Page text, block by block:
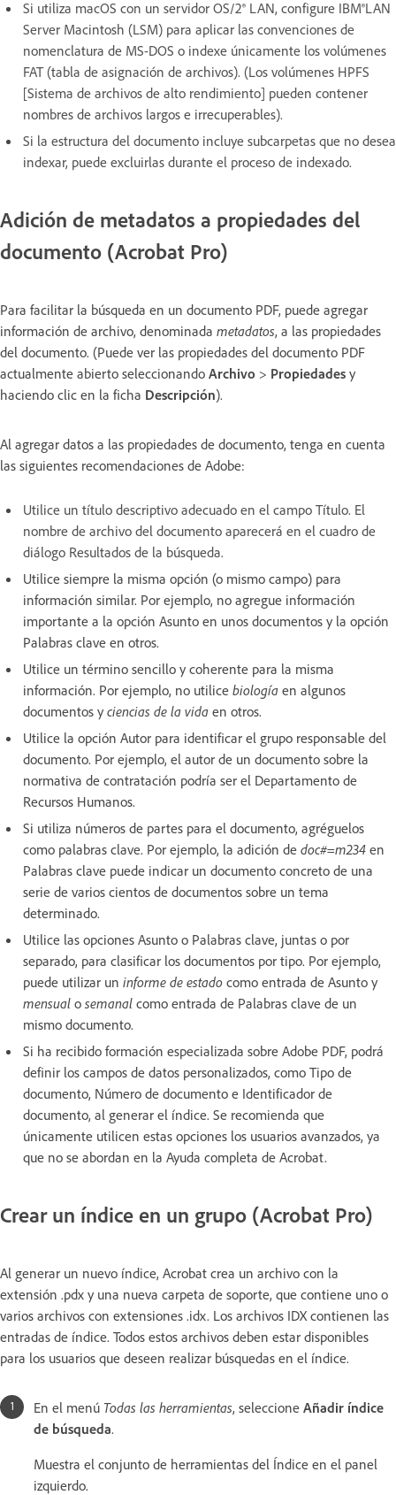
Si utiliza macOS con un servidor OS/2® LAN, configure IBM®LAN
Server Macintosh (LSM) para aplicar las convenciones de
nomenclatura de MS-DOS o indexe únicamente los volúmenes
FAT (tabla de asignación de archivos). (Los volúmenes HPFS
[Sistema de archivos de alto rendimiento] pueden contener
nombres de archivos largos e irrecuperables).
Si la estructura del documento incluye subcarpetas que no desea
indexar, puede excluirlas durante el proceso de indexado.
Adición de metadatos a propiedades del
documento (Acrobat Pro)
Para facilitar la búsqueda en un documento PDF, puede agregar
información de archivo, denominada metadatos, a las propiedades
del documento. (Puede ver las propiedades del documento PDF
actualmente abierto seleccionando Archivo > Propiedades y
haciendo clic en la ficha Descripción).
Al agregar datos a las propiedades de documento, tenga en cuenta
las siguientes recomendaciones de Adobe:
Utilice un título descriptivo adecuado en el campo Título. El
nombre de archivo del documento aparecerá en el cuadro de
diálogo Resultados de la búsqueda.
Utilice siempre la misma opción (o mismo campo) para
información similar. Por ejemplo, no agregue información
importante a la opción Asunto en unos documentos y la opción
Palabras clave en otros.
Utilice un término sencillo y coherente para la misma
información. Por ejemplo, no utilice biología en algunos
documentos y ciencias de la vida en otros.
Utilice la opción Autor para identificar el grupo responsable del
documento. Por ejemplo, el autor de un documento sobre la
normativa de contratación podría ser el Departamento de
Recursos Humanos.
Si utiliza números de partes para el documento, agréguelos
como palabras clave. Por ejemplo, la adición de doc#=m234 en
Palabras clave puede indicar un documento concreto de una
serie de varios cientos de documentos sobre un tema
determinado.
Utilice las opciones Asunto o Palabras clave, juntas o por
separado, para clasificar los documentos por tipo. Por ejemplo,
puede utilizar un informe de estado como entrada de Asunto y
mensual o semanal como entrada de Palabras clave de un
mismo documento.
Si ha recibido formación especializada sobre Adobe PDF, podrá
definir los campos de datos personalizados, como Tipo de
documento, Número de documento e Identificador de
documento, al generar el índice. Se recomienda que
únicamente utilicen estas opciones los usuarios avanzados, ya
que no se abordan en la Ayuda completa de Acrobat.
Crear un índice en un grupo (Acrobat Pro)
Al generar un nuevo índice, Acrobat crea un archivo con la
extensión .pdx y una nueva carpeta de soporte, que contiene uno o
varios archivos con extensiones .idx. Los archivos IDX contienen las
entradas de índice. Todos estos archivos deben estar disponibles
para los usuarios que deseen realizar búsquedas en el índice.
En el menú Todas las herramientas, seleccione Añadir índice
de búsqueda.
Muestra el conjunto de herramientas del Índice en el panel
izquierdo.